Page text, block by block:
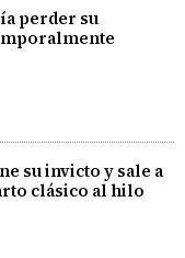
perder su
su invicto y sale a
clásico al hilo